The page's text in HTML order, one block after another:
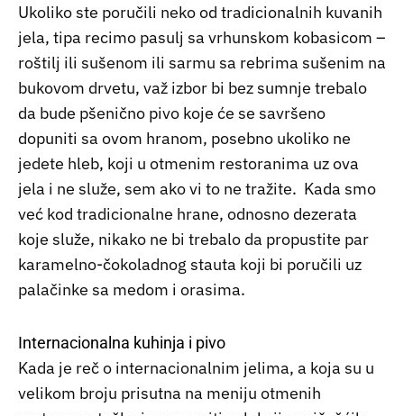
Ukoliko ste poručili neko od tradicionalnih kuvanih
jela, tipa recimo pasulj sa vrhunskom kobasicom –
roštilj ili sušenom ili sarmu sa rebrima sušenim na
bukovom drvetu, važ izbor bi bez sumnje trebalo
da bude pšenično pivo koje će se savršeno
dopuniti sa ovom hranom, posebno ukoliko ne
jedete hleb, koji u otmenim restoranima uz ova
jela i ne služe, sem ako vi to ne tražite. Kada smo
već kod tradicionalne hrane, odnosno dezerata
koje služe, nikako ne bi trebalo da propustite par
karamelno-čokoladnog stauta koji bi poručili uz
palačinke sa medom i orasima.
Internacionalna kuhinja i pivo
Kada je reč o internacionalnim jelima, a koja su u
velikom broju prisutna na meniju otmenih